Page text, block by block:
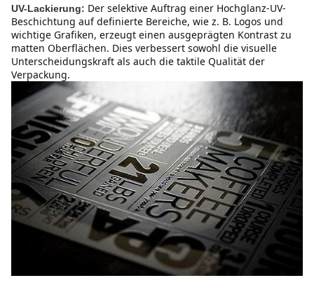
UV-Lackierung: Der selektive Auftrag einer Hochglanz-UV-
Beschichtung auf definierte Bereiche, wie z. B. Logos und
wichtige Grafiken, erzeugt einen ausgeprägten Kontrast zu
matten Oberflächen. Dies verbessert sowohl die visuelle
Unterscheidungskraft als auch die taktile Qualität der
Verpackung.